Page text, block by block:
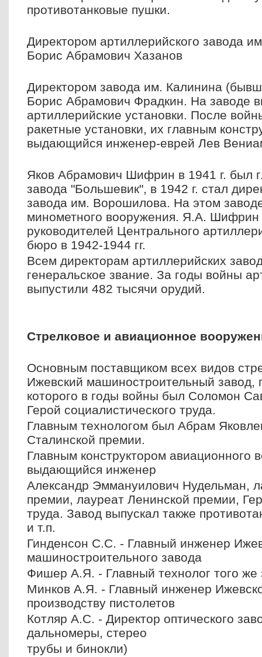
противотанковые пушки.
Директором артиллерийского завода
Борис Абрамович Хазанов
Директором завода им. Калинина
Борис Абрамович Фрадкин. На заводе
артиллерийские установки. После
ракетные установки, их главным
выдающийся инженер-еврей Лев
Яков Абрамович Шифрин в 1941 г. был
завода "Большевик", в 1942 г. стал
завода им. Ворошилова. На этом
минометного вооружения. Я.А.
руководителей Центрального
бюро в 1942-1944 гг.
Всем директорам артиллерийских
генеральское звание. За годы войны
выпустили 482 тысячи орудий.
Стрелковое и авиационное
Основным поставщиком всех видов
Ижевский машиностроительный завод,
которого в годы войны был Соломон
Герой социалистического труда.
Главным технологом был Абрам
Сталинской премии.
Главным конструктором авиационного
выдающийся инженер
Александр Эммануилович Нудельман,
премии, лауреат Ленинской премии,
труда. Завод выпускал также
и т.п.
Гинденсон С.С. - Главный инженер
машиностроительного завода
Фишер А.Я. - Главный технолог того же
Минков А.Я. - Главный инженер
производству пистолетов
Котляр А.С. - Директор оптического
дальномеры, стерео
трубы и бинокли)